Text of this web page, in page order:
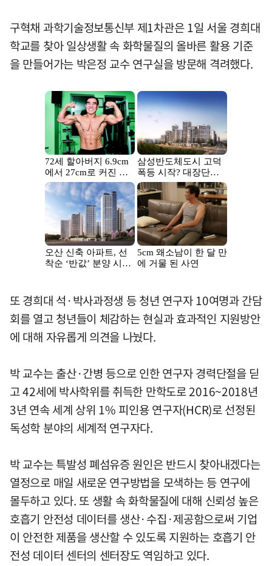
구혁채 과학기술정보통신부 제1차관은 1일 서울 경희대
학교를 찾아 일상생활 속 화학물질의 올바른 활용 기준
을 만들어가는 박은정 교수 연구실을 방문해 격려했다.
또 경희대 석·박사과정생 등 청년 연구자 10여명과 간담
회를 열고 청년들이 체감하는 현실과 효과적인 지원방안
에 대해 자유롭게 의견을 나눴다.
박 교수는 출산·간병 등으로 인한 연구자 경력단절을 딛
고 42세에 박사학위를 취득한 만학도로 2016~2018년
3년 연속 세계 상위 1% 피인용 연구자(HCR)로 선정된
독성학 분야의 세계적 연구자다.
박 교수는 특발성 폐섬유증 원인은 반드시 찾아내겠다는
열정으로 매일 새로운 연구방법을 모색하는 등 연구에
몰두하고 있다. 또 생활 속 화학물질에 대해 신뢰성 높은
호흡기 안전성 데이터를 생산·수집·제공함으로써 기업
이 안전한 제품을 생산할 수 있도록 지원하는 호흡기 안
전성 데이터 센터의 센터장도 역임하고 있다.